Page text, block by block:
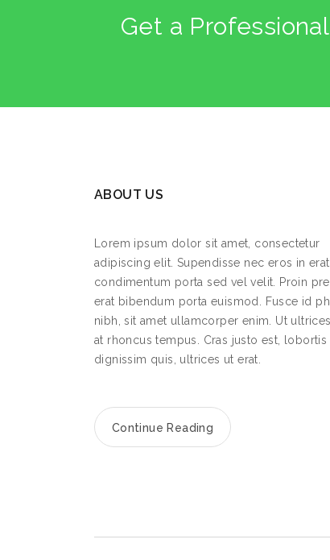
Get a
ABOUT US
Lorem ipsum dolor sit amet, consectetur
adipiscing elit. Supendisse nec eros in erat
condimentum porta sed vel velit. Proin
erat bibendum porta euismod. Fusce id
nibh, sit amet ullamcorper enim. Ut
at rhoncus tempus. Cras justo est, lobortis
dignissim quis, ultrices ut erat.
Continue Reading